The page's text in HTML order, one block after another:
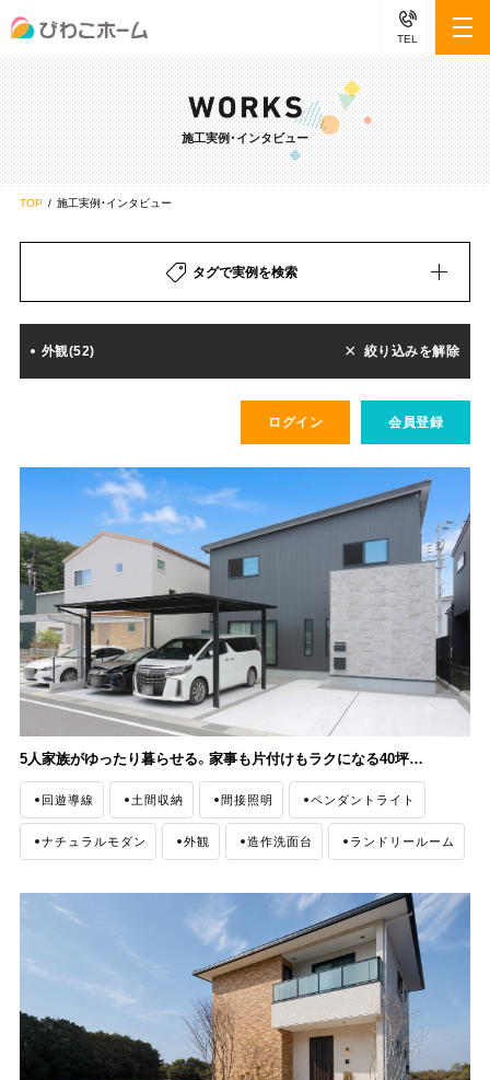
TEL
施工実例・インタビュー
TOP 施工実例・インタビュー
ログイン 会員登録
タグで実例を検索
外観(52) 絞り込みを解除
5人家族がゆったり暮らせる。家事も片付けもラクになる40坪の住まい
回遊導線 土間収納 間接照明 ペンダントライト
ナチュラルモダン 外観 造作洗面台 ランドリールーム